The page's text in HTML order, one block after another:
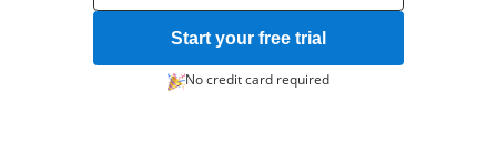
Start your free trial
No credit card required